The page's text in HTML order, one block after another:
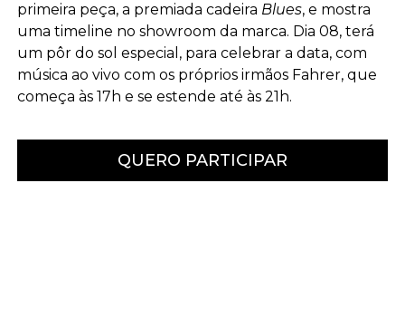
primeira peça, a premiada cadeira Blues, e mostra
uma timeline no showroom da marca. Dia 08, terá
um pôr do sol especial, para celebrar a data, com
música ao vivo com os próprios irmãos Fahrer, que
começa às 17h e se estende até às 21h.
QUERO PARTICIPAR